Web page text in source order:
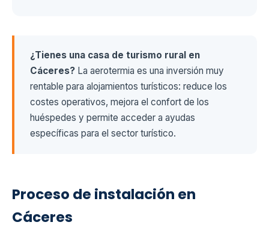
¿Tienes una casa de turismo rural en
Cáceres?La aerotermia es una inversión muy
rentable para alojamientos turísticos: reduce los
costes operativos, mejora el confort de los
huéspedes y permite acceder a ayudas
específicas para el sector turístico.
Proceso de instalación en
Cáceres